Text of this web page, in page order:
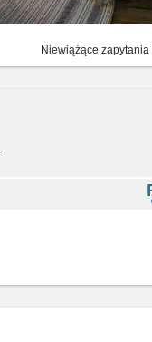
Niewiążące